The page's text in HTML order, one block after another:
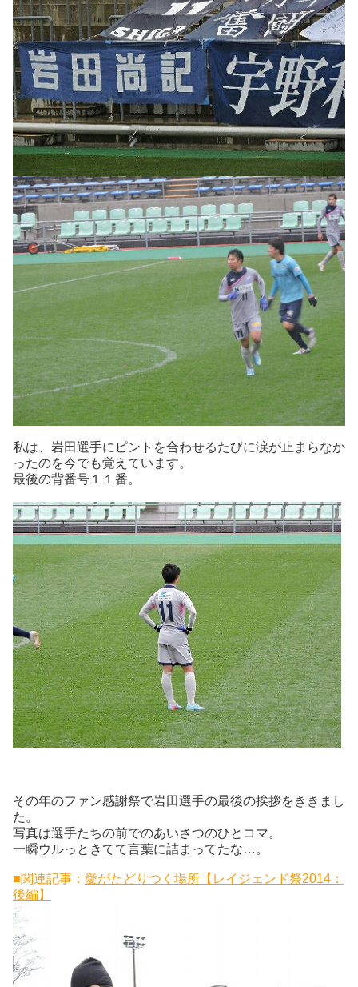
私は、岩田選手にピントを合わせるたびに涙が止まらなか
ったのを今でも覚えています。
最後の背番号１１番。
その年のファン感謝祭で岩田選手の最後の挨拶をききまし
た。
写真は選手たちの前でのあいさつのひとコマ。
一瞬ウルっときてて言葉に詰まってたな…。
■関連記事： 愛がたどりつく場所【レイジェンド祭2014：
後編】